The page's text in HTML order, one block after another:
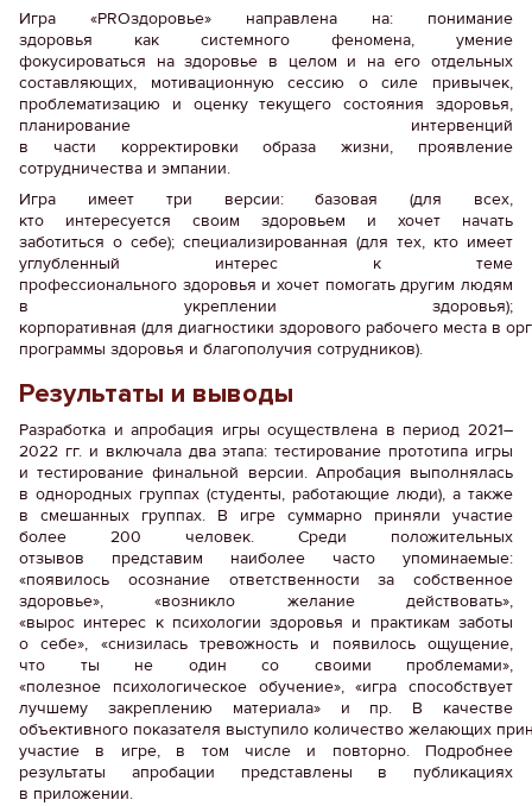
Игра «PROздоровье» направлена на: понимание
здоровья как системного феномена, умение
фокусироваться на здоровье в целом и на его отдельных
составляющих, мотивационную сессию о силе привычек,
проблематизацию и оценку текущего состояния здоровья,
планирование интервенций
в части корректировки образа жизни, проявление
сотрудничества и эмпании.
Игра имеет три версии: базовая (для всех,
кто интересуется своим здоровьем и хочет начать
заботиться о себе); специализированная (для тех, кто имеет
углубленный интерес к теме
профессионального здоровья и хочет помогать другим людям
в укреплении здоровья);
корпоративная (для диагностики здорового рабочего места в
программы здоровья и благополучия сотрудников).
Результаты и выводы
Разработка и апробация игры осуществлена в период 2021–
2022 гг. и включала два этапа: тестирование прототипа игры
и тестирование финальной версии. Апробация выполнялась
в однородных группах (студенты, работающие люди), а также
в смешанных группах. В игре суммарно приняли участие
более 200 человек. Среди положительных
отзывов представим наиболее часто упоминаемые:
«появилось осознание ответственности за собственное
здоровье», «возникло желание действовать»,
«вырос интерес к психологии здоровья и практикам заботы
о себе», «снизилась тревожность и появилось ощущение,
что ты не один со своими проблемами»,
«полезное психологическое обучение», «игра способствует
лучшему закреплению материала» и пр. В качестве
объективного показателя выступило количество желающих
участие в игре, в том числе и повторно. Подробнее
результаты апробации представлены в публикациях
в приложении.